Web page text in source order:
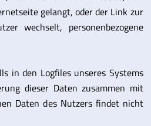
gelangt, oder der Link zur
wechselt, personenbezogene
in den Logfiles unseres Systems
dieser Daten zusammen mit
Daten des Nutzers findet nicht